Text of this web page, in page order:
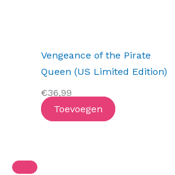
Vengeance of the Pirate
Queen (US Limited Edition)
€36,99
Toevoegen